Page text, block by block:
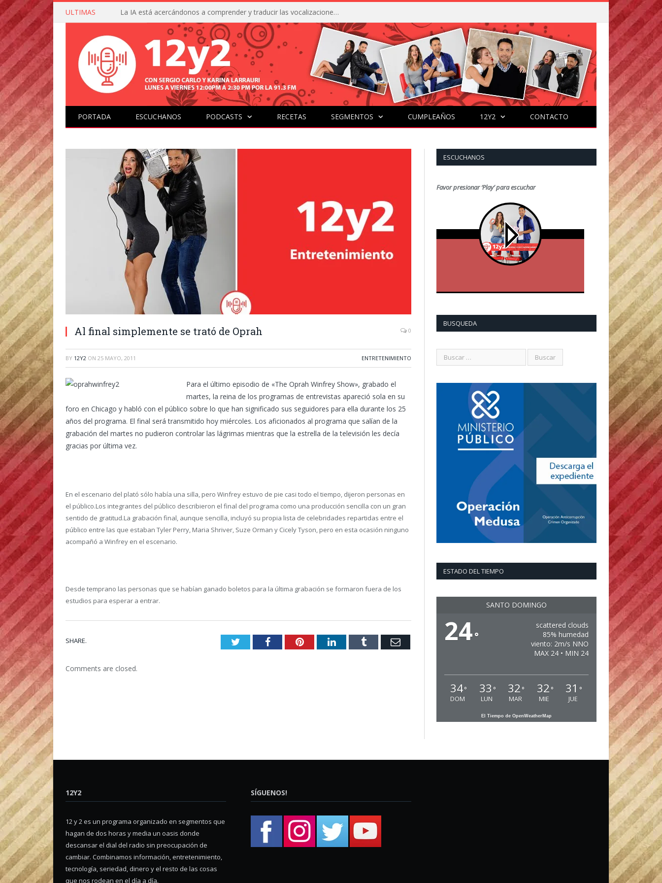
ULTIMAS La IA está acercándonos a comprender y traducir las vocalizaciones y comportamientos de nuestras mascotas
PORTADA ESCUCHANOS PODCASTS RECETAS SEGMENTOS CUMPLEAÑOS 12Y2 CONTACTO
Al final simplemente se trató de Oprah 0
BY 12Y2 ON 25 MAYO, 2011 ENTRETENIMIENTO
Para el último episodio de «The Oprah Winfrey Show», grabado el
martes, la reina de los programas de entrevistas apareció sola en su
foro en Chicago y habló con el público sobre lo que han significado sus seguidores para ella durante los 25
años del programa. El final será transmitido hoy miércoles. Los aficionados al programa que salían de la
grabación del martes no pudieron controlar las lágrimas mientras que la estrella de la televisión les decía
gracias por última vez.
En el escenario del plató sólo había una silla, pero Winfrey estuvo de pie casi todo el tiempo, dijeron personas en
el público.Los integrantes del público describieron el final del programa como una producción sencilla con un gran
sentido de gratitud.La grabación final, aunque sencilla, incluyó su propia lista de celebridades repartidas entre el
público entre las que estaban Tyler Perry, Maria Shriver, Suze Orman y Cicely Tyson, pero en esta ocasión ninguno
acompañó a Winfrey en el escenario.
Desde temprano las personas que se habían ganado boletos para la última grabación se formaron fuera de los
estudios para esperar a entrar.
SHARE. TwitterFacebookPinterestLinkedInTumblr Email
Comments are closed.
ESCUCHANOS
Favor presionar ‘Play’ para escuchar
BUSQUEDA
ESTADO DEL TIEMPO
SANTO DOMINGO
24°
scattered clouds
85% humedad
viento: 2m/s NNO
MAX 24 • MIN 24
34°
DOM
33 °
LUN
32 °
MAR
32 °
MIE
31 °
JUE
El Tiempo de OpenWeatherMap
12Y2
12 y 2 es un programa organizado en segmentos que
hagan de dos horas y media un oasis donde
descansar el dial del radio sin preocupación de
cambiar. Combinamos información, entretenimiento,
tecnología, seriedad, dinero y el resto de las cosas
que nos rodean en el día a día.
SÍGUENOS!